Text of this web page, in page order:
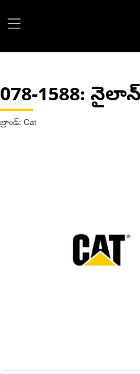
078-1588: నైలాన్
బ్రాండ్: Cat